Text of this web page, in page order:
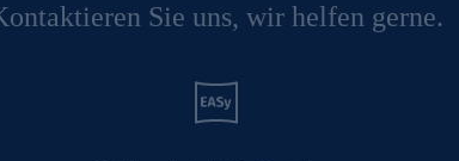
Sie uns, wir helfen gerne.